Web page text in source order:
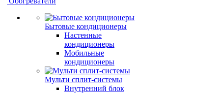
Бытовые кондиционеры
Настенные
кондиционеры
Мобильные
кондиционеры
Мульти сплит-системы
Внутренний блок